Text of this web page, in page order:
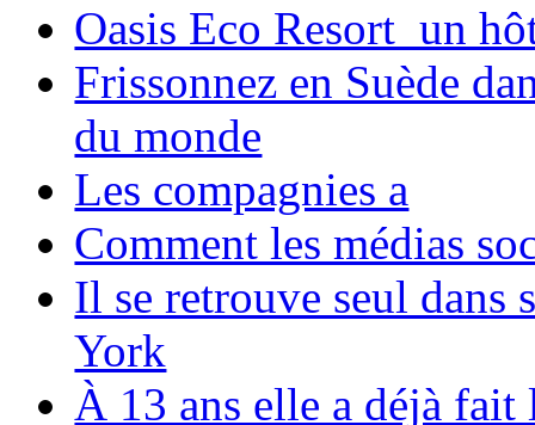
Oasis Eco Resort un
Frissonnez en Suède
du monde
Les compagnies a
Comment les médias
Il se retrouve seul dans
York
À 13 ans elle a déjà